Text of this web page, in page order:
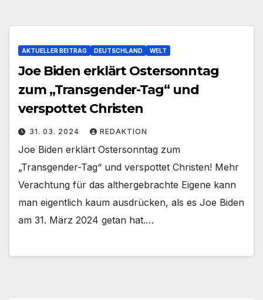
AKTUELLER BEITRAG DEUTSCHLAND WELT
Joe Biden erklärt Ostersonntag
zum „Transgender-Tag“ und
verspottet Christen
31. 03. 2024 REDAKTION
Joe Biden erklärt Ostersonntag zum
„Transgender-Tag“ und verspottet Christen! Mehr
Verachtung für das althergebrachte Eigene kann
man eigentlich kaum ausdrücken, als es Joe Biden
am 31. März 2024 getan hat.…